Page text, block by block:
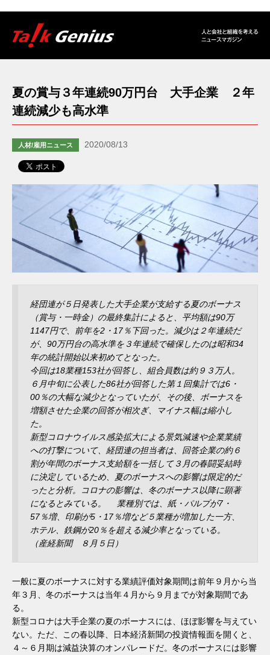
夏の賞与３年連続90万円台 大手企業 ２年
連続減少も高水準
人材/雇用ニュース 2020/08/13
経団連が５日発表した大手企業が支給する夏のボーナス
（賞与・一時金）の最終集計によると、平均額は90万
1147円で、前年を2・17％下回った。減少は２年連続だ
が、90万円台の高水準を３年連続で確保したのは昭和34
年の統計開始以来初めてとなった。
今回は18業種153社が回答し、組合員数は約９３万人。
６月中旬に公表した86社が回答した第１回集計では6・
00％の大幅な減少となっていたが、その後、ボーナスを
増額させた企業の回答が相次ぎ、マイナス幅は縮小し
た。
新型コロナウイルス感染拡大による景気減速や企業業績
への打撃について、経団連の担当者は、回答企業の約６
割が年間のボーナス支給額を一括して３月の春闘妥結時
に決定しているため、夏のボーナスへの影響は限定的だ
ったと分析。コロナの影響は、冬のボーナス以降に顕著
になるとみている。 業種別では、紙・パルプが7・
57％増、印刷が5・17％増など５業種が増加した一方、
ホテル、鉄鋼が20％を超える減少率となっている。
（産経新聞 ８月５日）
一般に夏のボーナスに対する業績評価対象期間は前年９月から当
年３月、冬のボーナスは当年４月から９月までが対象期間であ
る。
新型コロナは大手企業の夏のボーナスには、ほぼ影響を与えてい
ない。ただ、この春以降、日本経済新聞の投資情報面を開くと、
４～６月期は減益決算のオンパレードだ。冬のボーナスには影響